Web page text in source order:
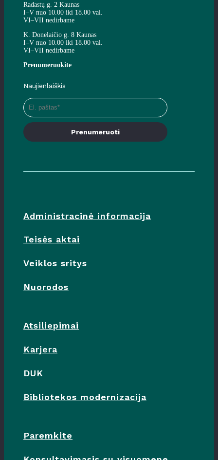
Radastų g. 2 Kaunas
I–V nuo 10.00 iki 18.00 val.
VI–VII nedirbame
K. Donelaičio g. 8 Kaunas
I–V nuo 10.00 iki 18.00 val.
VI–VII nedirbame
Prenumeruokite
Naujienlaiškis
Prenumeruoti
Administracinė informacija
Teisės aktai
Veiklos sritys
Nuorodos
Atsiliepimai
Karjera
DUK
Bibliotekos modernizacija
Paremkite